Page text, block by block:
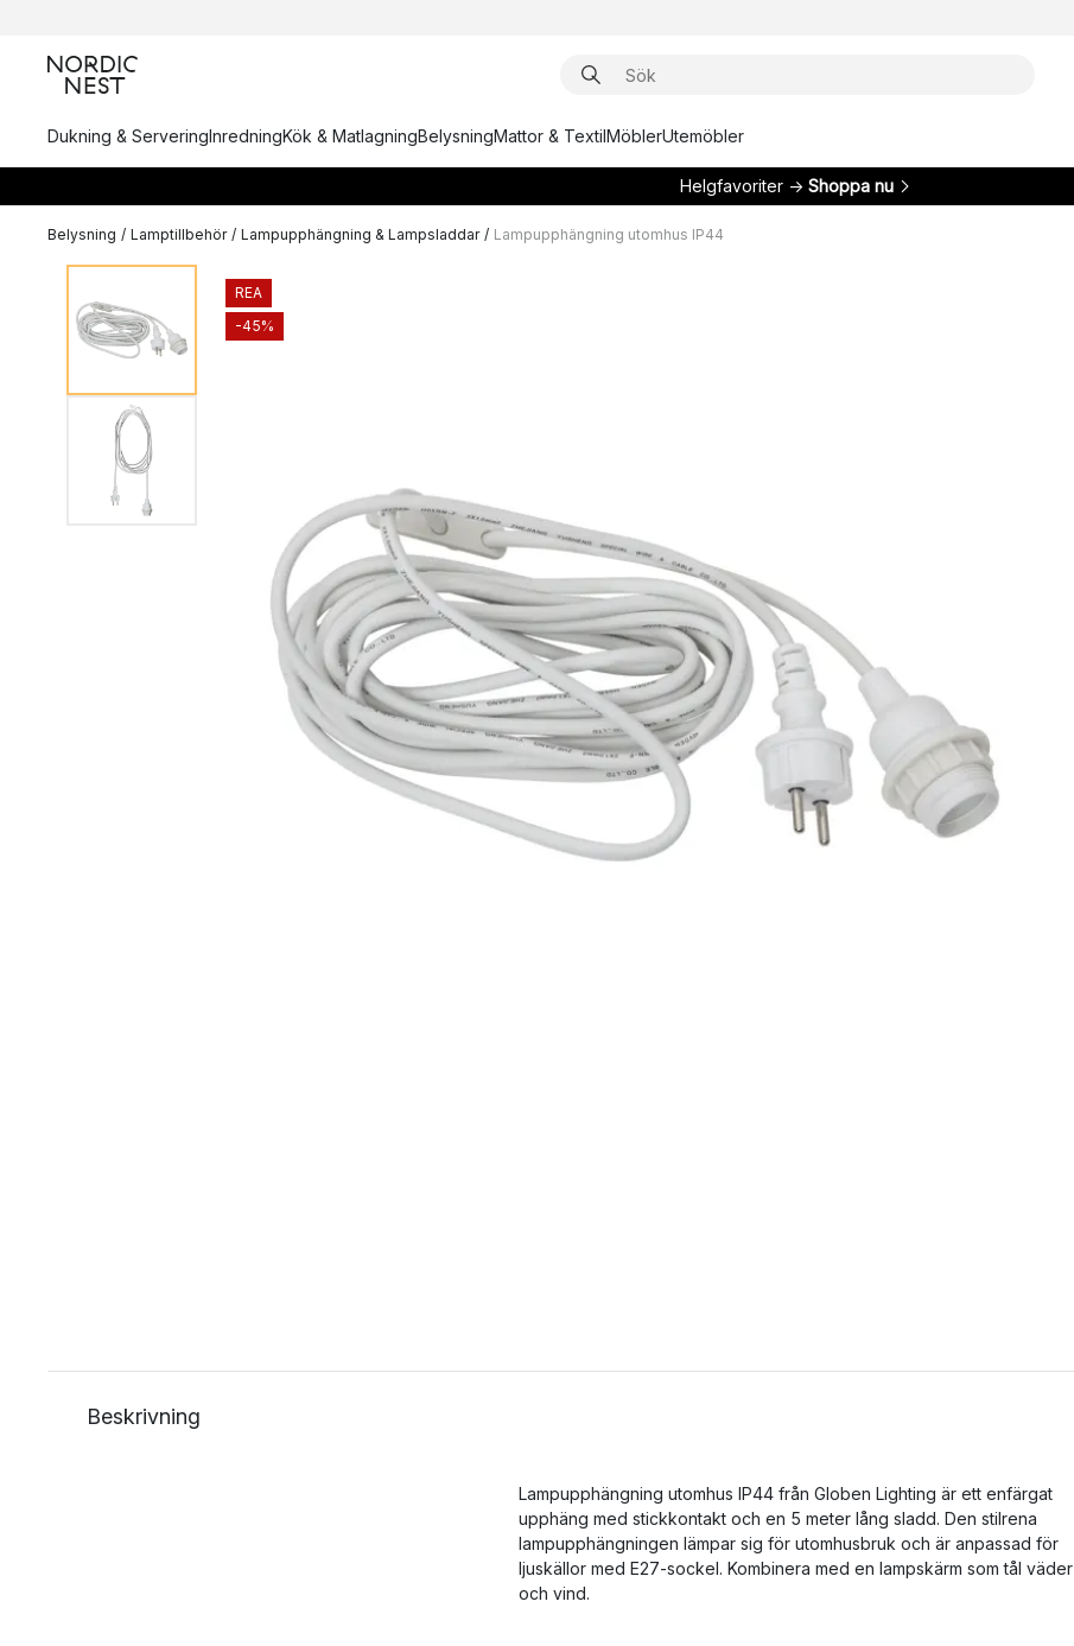
Dukning & ServeringInredningKök & MatlagningBelysningMattor & TextilMöblerUtemöbler
Helgfavoriter → Shoppa nu
Belysning / Lamptillbehör / Lampupphängning & Lampsladdar / Lampupphängning utomhus IP44
REA
-45%
Beskrivning
Lampupphängning utomhus IP44 från Globen Lighting är ett enfärgat
upphäng med stickkontakt och en 5 meter lång sladd. Den stilrena
lampupphängningen lämpar sig för utomhusbruk och är anpassad för
ljuskällor med E27-sockel. Kombinera med en lampskärm som tål väder
och vind.